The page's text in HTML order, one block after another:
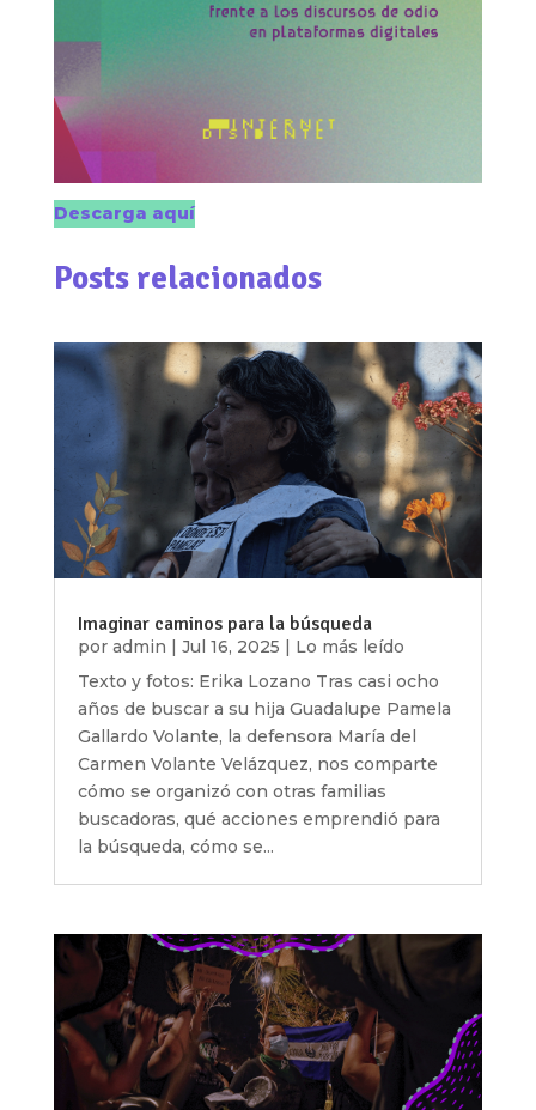
Descarga aquí
Posts relacionados
Imaginar caminos para la búsqueda
por admin | Jul 16, 2025 | Lo más leído
Texto y fotos: Erika Lozano Tras casi ocho
años de buscar a su hija Guadalupe Pamela
Gallardo Volante, la defensora María del
Carmen Volante Velázquez, nos comparte
cómo se organizó con otras familias
buscadoras, qué acciones emprendió para
la búsqueda, cómo se...